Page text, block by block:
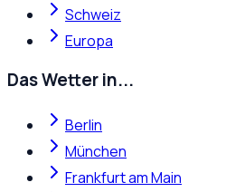
Schweiz
Europa
Das Wetter in...
Berlin
München
Frankfurt am Main